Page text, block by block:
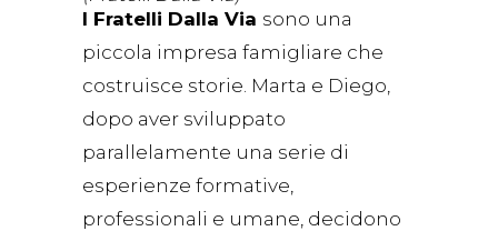
I Fratelli Dalla Via sono una
piccola impresa famigliare che
costruisce storie. Marta e Diego,
dopo aver sviluppato
parallelamente una serie di
esperienze formative,
professionali e umane, decidono